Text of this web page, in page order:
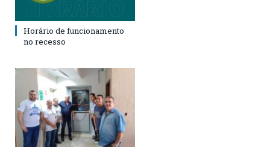
Horário de funcionamento
no recesso